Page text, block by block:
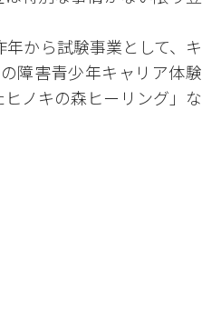
から試験事業として、キ
障害青少年キャリア体験
ノキの森ヒーリング」な